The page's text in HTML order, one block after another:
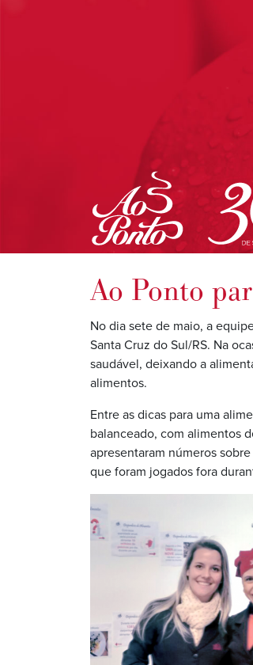
Ao Ponto
No dia sete de maio, a
Santa Cruz do Sul/RS. Na
saudável, deixando a
alimentos.
Entre as dicas para uma
balanceado, com alimentos
apresentaram números
que foram jogados fora